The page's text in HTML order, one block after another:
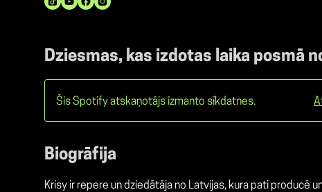
Dziesmas, kas izdotas laika posmā
Šis Spotify atskaņotājs izmanto sīkdatnes.
Biogrāfija
Krisy ir repere un dziedātāja no Latvijas, kura pati producē